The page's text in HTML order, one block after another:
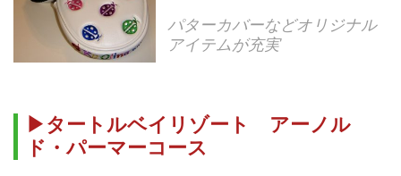
パターカバーなどオリジナル
アイテムが充実
▶タートルベイリゾート アーノル
ド・パーマーコース